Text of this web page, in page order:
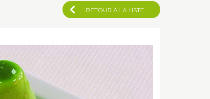
RETOUR À LA LISTE